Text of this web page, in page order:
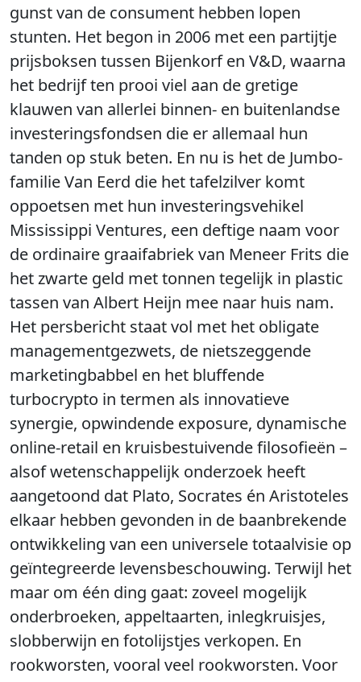
gunst van de consument hebben lopen
stunten. Het begon in 2006 met een partijtje
prijsboksen tussen Bijenkorf en V&D, waarna
het bedrijf ten prooi viel aan de gretige
klauwen van allerlei binnen- en buitenlandse
investeringsfondsen die er allemaal hun
tanden op stuk beten. En nu is het de Jumbo-
familie Van Eerd die het tafelzilver komt
oppoetsen met hun investeringsvehikel
Mississippi Ventures, een deftige naam voor
de ordinaire graaifabriek van Meneer Frits die
het zwarte geld met tonnen tegelijk in plastic
tassen van Albert Heijn mee naar huis nam.
Het persbericht staat vol met het obligate
managementgezwets, de nietszeggende
marketingbabbel en het bluffende
turbocrypto in termen als innovatieve
synergie, opwindende exposure, dynamische
online-retail en kruisbestuivende filosofieën –
alsof wetenschappelijk onderzoek heeft
aangetoond dat Plato, Socrates én Aristoteles
elkaar hebben gevonden in de baanbrekende
ontwikkeling van een universele totaalvisie op
geïntegreerde levensbeschouwing. Terwijl het
maar om één ding gaat: zoveel mogelijk
onderbroeken, appeltaarten, inlegkruisjes,
slobberwijn en fotolijstjes verkopen. En
rookworsten, vooral veel rookworsten. Voor